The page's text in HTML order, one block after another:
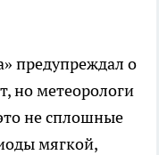
предупреждал о
но метеорологи
не сплошные
мягкой,